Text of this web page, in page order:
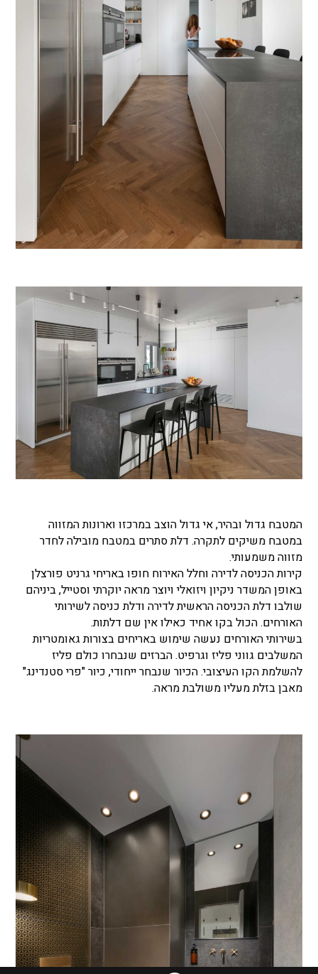
המטבח גדול ובהיר, אי גדול הוצב במרכזו וארונות המזווה
במטבח משיקים לתקרה. דלת סתרים במטבח מובילה לחדר
מזווה משמעותי.
קירות הכניסה לדירה וחלל האירוח חופו באריחי גרניט פורצלן
באופן המשדר ניקיון ויזואלי ויוצר מראה יוקרתי וסטייל, ביניהם
שולבו דלת הכניסה הראשית לדירה ודלת כניסה לשירותי
האורחים. הכול בקו אחיד כאילו אין שם דלתות.
בשירותי האורחים נעשה שימוש באריחים בצורות גאומטריות
המשלבים גווני פליז וגרפיט. הברזים שנבחרו כולם פליז
להשלמת הקו העיצובי. הכיור שנבחר ייחודי, כיור "פרי סטנדינג"
מאבן בזלת מעליו משולבת מראה.